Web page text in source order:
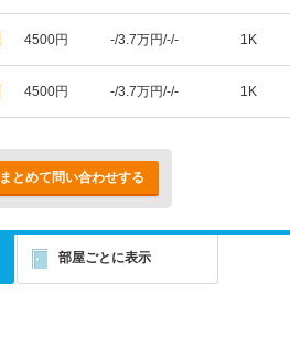
4500円 -/3.7万円/-/- 1K
4500円 -/3.7万円/-/- 1K
まとめて問い合わせする
部屋ごとに表示